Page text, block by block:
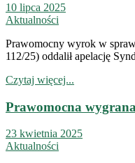
10 lipca 2025
Aktualności
Prawomocny wyrok w
112/25) oddalił apelację
Czytaj więcej...
Prawomocna
23 kwietnia 2025
Aktualności